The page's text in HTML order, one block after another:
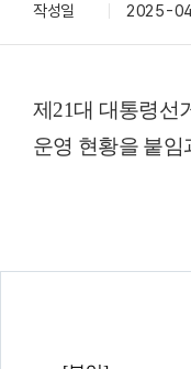
작성일 2025-
제21대 대통령선
운영 현황을 붙